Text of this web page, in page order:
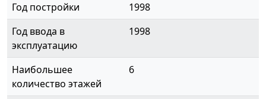
Год постройки
1998
Год ввода в
эксплуатацию
1998
Наибольшее
количество этажей
6